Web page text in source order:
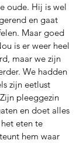
oude. Hij is wel
en gaat
Maar goed
is er weer heel
maar we zijn
We hadden
zijn eetlust
pleeggezin
en doet alles
eten te
hem waar